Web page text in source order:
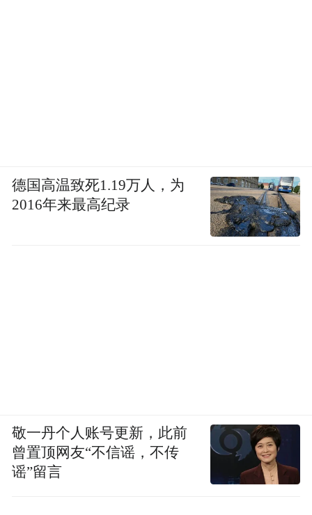
德国高温致死1.19万人，为
2016年来最高纪录
敬一丹个人账号更新，此前
曾置顶网友“不信谣，不传
谣”留言